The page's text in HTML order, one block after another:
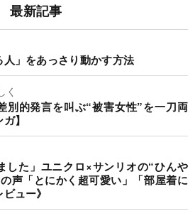
最新記事
」をあっさり動かす方法
く
別的発言を叫ぶ“被害女性”を一刀両
】
した」ユニクロ×サンリオの“ひんや
声「とにかく超可愛い」「部屋着に
ュー》